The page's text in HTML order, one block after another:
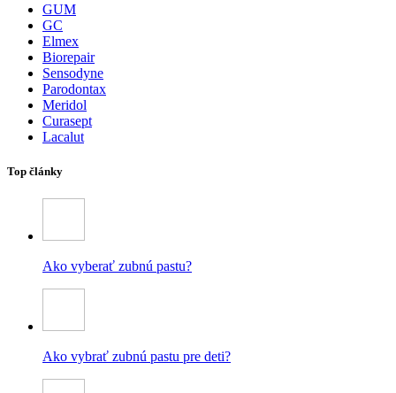
GUM
GC
Elmex
Biorepair
Sensodyne
Parodontax
Meridol
Curasept
Lacalut
Top články
Ako vyberať zubnú pastu?
Ako vybrať zubnú pastu pre deti?